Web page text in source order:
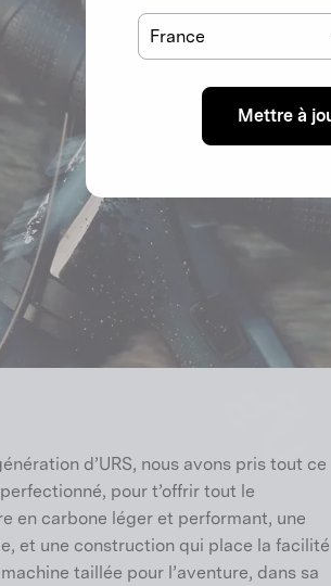
Saisir
ton
S'inscrire
d’URS, nous avons pris tout ce
pour t’offrir tout le
en carbone léger et performant, une
et une construction qui place la facilité
taillée pour l’aventure, dans sa
Pays
Mettre à